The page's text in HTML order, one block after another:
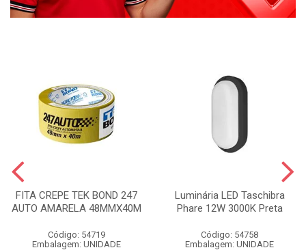
FITA CREPE TEK BOND 247
AUTO AMARELA 48MMX40M
Código: 54719
Embalagem: UNIDADE
Luminária LED Taschibra
Phare 12W 3000K Preta
Código: 54758
Embalagem: UNIDADE